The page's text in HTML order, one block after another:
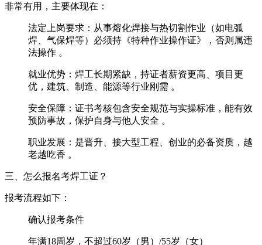
‌非常有用‌，主要体现在：
‌法定上岗要求‌：从事熔化焊接与热切割作业（如电弧
焊、气保焊等）必须持《特种作业操作证》，否则属违
法操作 ‌‌。
‌就业优势‌：焊工长期紧缺，持证者薪资更高、项目更
优，建筑、制造、能源等行业刚需 ‌‌。
‌安全保障‌：证书考核包含安全规范与实操标准，能有效
预防事故，保护自身与他人安全 ‌‌。
‌职业发展‌：是晋升、接大型工程、创业的必备资质，越
老越吃香 ‌‌。‌
三、怎么报名考焊工证？‌
报考流程如下：
‌确认报考条件‌
年满18周岁，不超过60岁（男）/55岁（女）